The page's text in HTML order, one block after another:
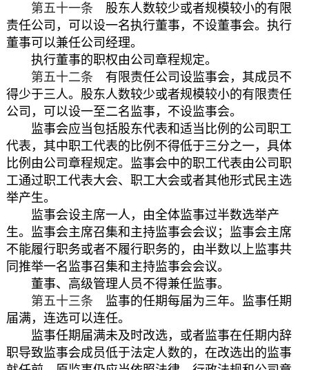
第五十一条 股东人数较少或者规模较小的有限
责任公司，可以设一名执行董事，不设董事会。执行
董事可以兼任公司经理。
执行董事的职权由公司章程规定。
第五十二条 有限责任公司设监事会，其成员不
得少于三人。股东人数较少或者规模较小的有限责任
公司，可以设一至二名监事，不设监事会。
监事会应当包括股东代表和适当比例的公司职工
代表，其中职工代表的比例不得低于三分之一，具体
比例由公司章程规定。监事会中的职工代表由公司职
工通过职工代表大会、职工大会或者其他形式民主选
举产生。
监事会设主席一人，由全体监事过半数选举产
生。监事会主席召集和主持监事会会议；监事会主席
不能履行职务或者不履行职务的，由半数以上监事共
同推举一名监事召集和主持监事会会议。
董事、高级管理人员不得兼任监事。
第五十三条 监事的任期每届为三年。监事任期
届满，连选可以连任。
监事任期届满未及时改选，或者监事在任期内辞
职导致监事会成员低于法定人数的，在改选出的监事